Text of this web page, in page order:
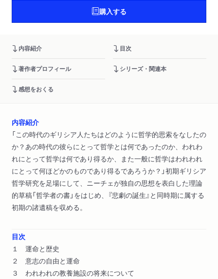
購入する
内容紹介 目次
著作者プロフィール シリーズ・関連本
感想をおくる
内容紹介
「この時代のギリシア人たちはどのように哲学的思索をなしたの
か？あの時代の彼らにとって哲学とは何であったのか、われわ
れにとって哲学は何であり得るか、また一般に哲学はわれわれ
にとって何ほどかのものであり得るであろうか？」初期ギリシア
哲学研究を足場にして、ニーチェが独自の思想を表白した理論
的草稿「哲学者の書」をはじめ、『悲劇の誕生』と同時期に属する
初期の諸遺稿を収める。
目次
１ 運命と歴史
２ 意志の自由と運命
３ われわれの教養施設の将来について